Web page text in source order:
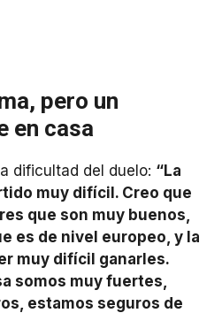
pero un
en casa
dificultad del duelo: “La
muy difícil. Creo que
que son muy buenos,
es de nivel europeo, y la
muy difícil ganarles.
somos muy fuertes,
estamos seguros de